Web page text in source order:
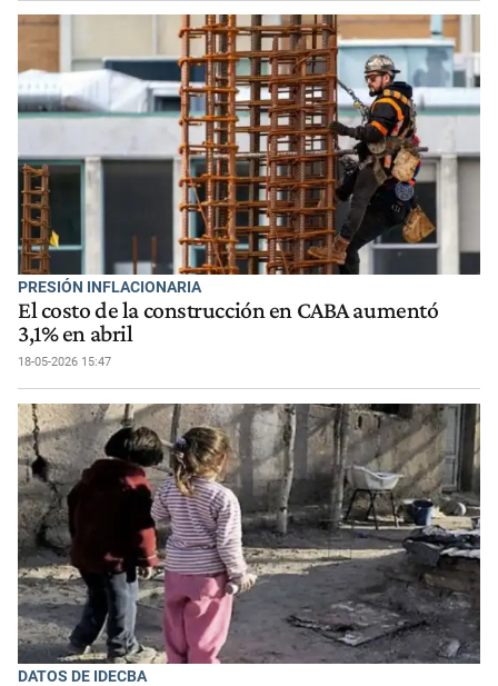
PRESIÓN INFLACIONARIA
El costo de la construcción en CABA aumentó
3,1% en abril
18-05-2026 15:47
DATOS DE IDECBA